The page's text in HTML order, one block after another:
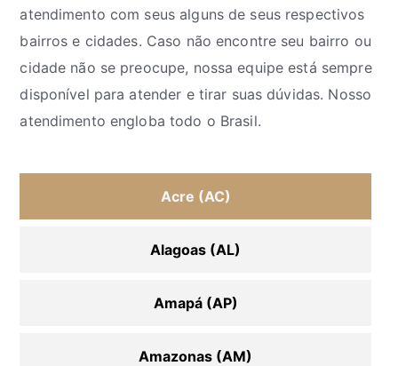
atendimento com seus alguns de seus respectivos
bairros e cidades. Caso não encontre seu bairro ou
cidade não se preocupe, nossa equipe está sempre
disponível para atender e tirar suas dúvidas. Nosso
atendimento engloba todo o Brasil.
Acre (AC)
Alagoas (AL)
Amapá (AP)
Amazonas (AM)